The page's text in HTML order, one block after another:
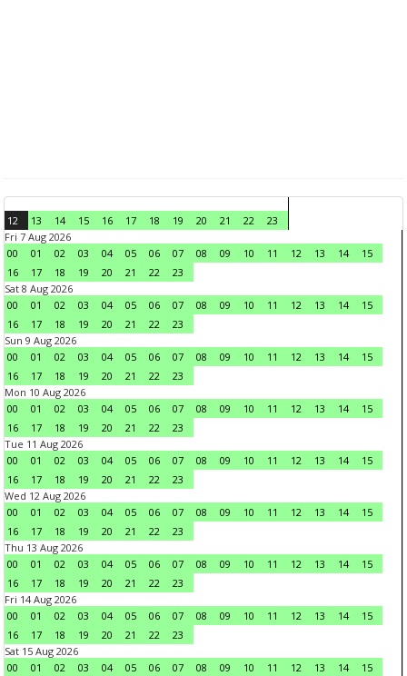
12 13 14 15 16 17 18 19 20 21 22
23
Fri 7 Aug 2026
00
01 02 03 04 05 06 07 08 09 10 11 12 13 14
15
16
17 18 19 20 21 22
23
Sat 8 Aug 2026
00
01 02 03 04 05 06 07 08 09 10 11 12 13 14
15
16
17 18 19 20 21 22
23
Sun 9 Aug 2026
00
01 02 03 04 05 06 07 08 09 10 11 12 13 14
15
16
17 18 19 20 21 22
23
Mon 10 Aug 2026
00
01 02 03 04 05 06 07 08 09 10 11 12 13 14
15
16
17 18 19 20 21 22
23
Tue 11 Aug 2026
00
01 02 03 04 05 06 07 08 09 10 11 12 13 14
15
16
17 18 19 20 21 22
23
Wed 12 Aug 2026
00
01 02 03 04 05 06 07 08 09 10 11 12 13 14
15
16
17 18 19 20 21 22
23
Thu 13 Aug 2026
00
01 02 03 04 05 06 07 08 09 10 11 12 13 14
15
16
17 18 19 20 21 22
23
Fri 14 Aug 2026
00
01 02 03 04 05 06 07 08 09 10 11 12 13 14
15
16
17 18 19 20 21 22
23
Sat 15 Aug 2026
00
01 02 03 04 05 06 07 08 09 10 11 12 13 14 15